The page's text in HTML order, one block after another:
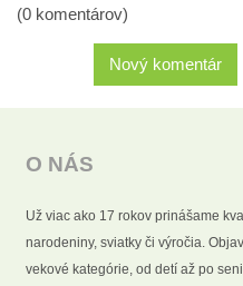
(0 komentárov)
Nový komentár
O NÁS
Už viac ako 17 rokov prinášame
narodeniny, sviatky či výročia.
vekové kategórie, od detí až po